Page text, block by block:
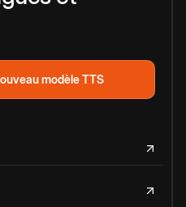
modèle TTS